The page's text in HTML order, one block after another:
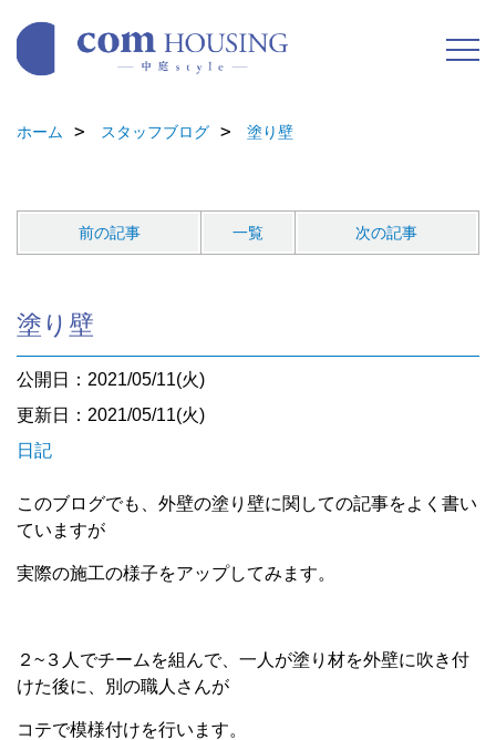
ホーム スタッフブログ 塗り壁
前の記事 一覧 次の記事
塗り壁
公開日：2021/05/11(火)
更新日：2021/05/11(火)
日記
このブログでも、外壁の塗り壁に関しての記事をよく書い
ていますが
実際の施工の様子をアップしてみます。
２~３人でチームを組んで、一人が塗り材を外壁に吹き付
けた後に、別の職人さんが
コテで模様付けを行います。